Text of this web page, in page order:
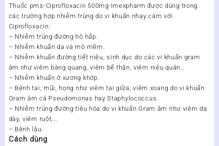
Thuốc pms-Ciprofloxacin 500mg Imexpharm được dùng trong
các trường hợp nhiễm trùng do vi khuẩn nhạy cảm với
Ciprofloxacin:
– Nhiễm trùng đường hô hấp.
– Nhiễm khuẩn da và mô mềm.
– Nhiễm khuẩn đường tiết niệu, sinh dục do các vi khuẩn gram
âm như viêm bàng quang, viêm bể thận, viêm niệu quản…
– Nhiễm khuẩn ở xương khớp.
– Bệnh tai, mũi, họng như viêm tai giữa, viêm xoang do vi khuẩn
Gram âm cả Pseudomonas hay Staphylococcus.
– Nhiễm trùng đường tiêu hóa do vi khuẩn Gram âm như viêm dạ
dày, viêm ruột,…
– Bệnh lậu.
Cách dùng